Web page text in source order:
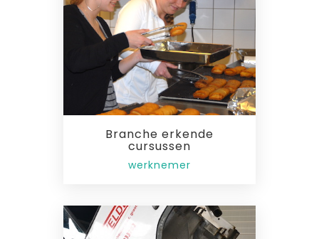
Branche erkende
cursussen
werknemer